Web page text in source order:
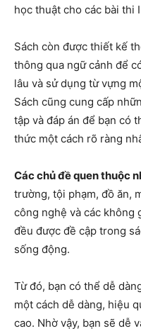
học thuật cho các bài thi
Sách còn được thiết kế
thông qua ngữ cảnh để
lâu và sử dụng từ vựng
Sách cũng cung cấp
tập và đáp án để bạn có
thức một cách rõ ràng
Các chủ đề quen thuộc
trường, tội phạm, đồ ăn,
công nghệ và các không
đều được đề cập trong
sống động.
Từ đó, bạn có thể dễ
một cách dễ dàng, hiệu
cao. Nhờ vậy, bạn sẽ dễ